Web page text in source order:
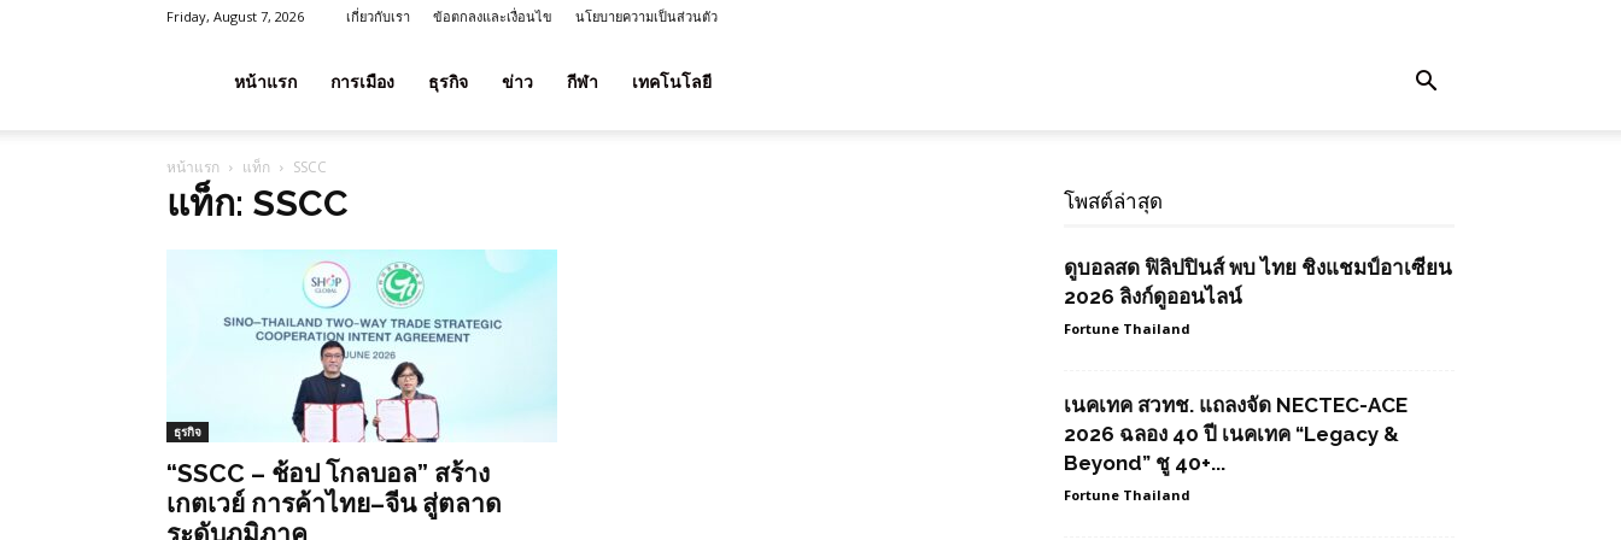
Friday, August 7, 2026 เกี่ยวกับเรา ข้อตกลงและเงื่อนไข นโยบายความเป็นส่วนตัว
ลาภ
หน้าแรก การเมือง ธุรกิจ ข่าว กีฬา เทคโนโลยี
หน้าแรก แท็ก SSCC
แท็ก: SSCC
ธุรกิจ
“SSCC – ช้อป โกลบอล” สร้าง
เกตเวย์ การค้าไทย–จีน สู่ตลาด
ระดับภูมิภาค
โพสต์ล่าสุด
ดูบอลสด ฟิลิปปินส์ พบ ไทย ชิงแชมป์อาเซียน
2026 ลิงก์ดูออนไลน์
Fortune Thailand
เนคเทค สวทช. แถลงจัด NECTEC-ACE
2026 ฉลอง 40 ปี เนคเทค “Legacy &
Beyond” ชู 40+...
Fortune Thailand